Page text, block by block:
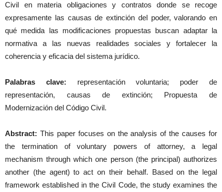
Civil en materia obligaciones y contratos donde se recoge
expresamente las causas de extinción del poder, valorando en
qué medida las modificaciones propuestas buscan adaptar la
normativa a las nuevas realidades sociales y fortalecer la
coherencia y eficacia del sistema jurídico.
Palabras clave: representación voluntaria; poder de
representación, causas de extinción; Propuesta de
Modernización del Código Civil.
Abstract: This paper focuses on the analysis of the causes for
the termination of voluntary powers of attorney, a legal
mechanism through which one person (the principal) authorizes
another (the agent) to act on their behalf. Based on the legal
framework established in the Civil Code, the study examines the